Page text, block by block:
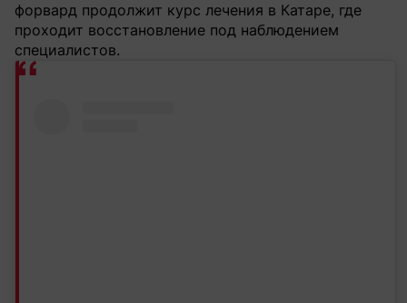
форвард продолжит курс лечения в Катаре, где
проходит восстановление под наблюдением
специалистов.